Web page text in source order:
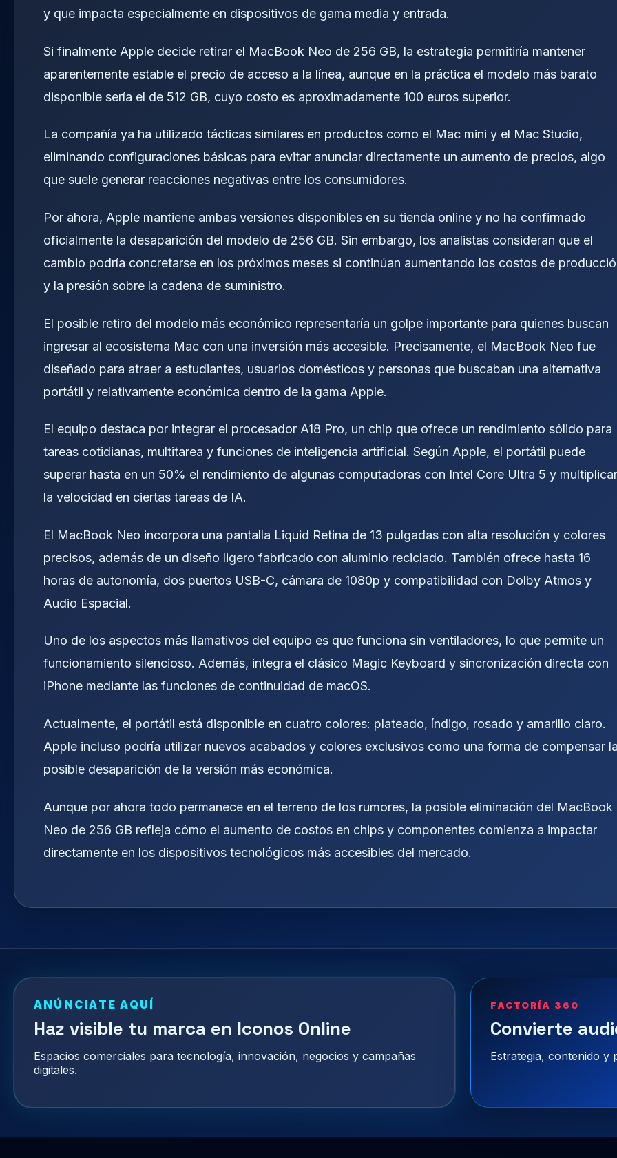
y que impacta especialmente en dispositivos de gama media y entrada.
Si finalmente Apple decide retirar el MacBook Neo de 256 GB, la estrategia permitiría mantener
aparentemente estable el precio de acceso a la línea, aunque en la práctica el modelo más barato
disponible sería el de 512 GB, cuyo costo es aproximadamente 100 euros superior.
La compañía ya ha utilizado tácticas similares en productos como el Mac mini y el Mac Studio,
eliminando configuraciones básicas para evitar anunciar directamente un aumento de precios, algo
que suele generar reacciones negativas entre los consumidores.
Por ahora, Apple mantiene ambas versiones disponibles en su tienda online y no ha confirmado
oficialmente la desaparición del modelo de 256 GB. Sin embargo, los analistas consideran que el
cambio podría concretarse en los próximos meses si continúan aumentando los costos de
y la presión sobre la cadena de suministro.
El posible retiro del modelo más económico representaría un golpe importante para quienes buscan
ingresar al ecosistema Mac con una inversión más accesible. Precisamente, el MacBook Neo fue
diseñado para atraer a estudiantes, usuarios domésticos y personas que buscaban una alternativa
portátil y relativamente económica dentro de la gama Apple.
El equipo destaca por integrar el procesador A18 Pro, un chip que ofrece un rendimiento sólido para
tareas cotidianas, multitarea y funciones de inteligencia artificial. Según Apple, el portátil puede
superar hasta en un 50% el rendimiento de algunas computadoras con Intel Core Ultra 5 y multiplicar
la velocidad en ciertas tareas de IA.
El MacBook Neo incorpora una pantalla Liquid Retina de 13 pulgadas con alta resolución y colores
precisos, además de un diseño ligero fabricado con aluminio reciclado. También ofrece hasta 16
horas de autonomía, dos puertos USB-C, cámara de 1080p y compatibilidad con Dolby Atmos y
Audio Espacial.
Uno de los aspectos más llamativos del equipo es que funciona sin ventiladores, lo que permite un
funcionamiento silencioso. Además, integra el clásico Magic Keyboard y sincronización directa con
iPhone mediante las funciones de continuidad de macOS.
Actualmente, el portátil está disponible en cuatro colores: plateado, índigo, rosado y amarillo claro.
Apple incluso podría utilizar nuevos acabados y colores exclusivos como una forma de compensar
posible desaparición de la versión más económica.
Aunque por ahora todo permanece en el terreno de los rumores, la posible eliminación del MacBook
Neo de 256 GB refleja cómo el aumento de costos en chips y componentes comienza a impactar
directamente en los dispositivos tecnológicos más accesibles del mercado.
ANÚNCIATE AQUÍ
Haz visible tu marca en Iconos Online
Espacios comerciales para tecnología, innovación, negocios y campañas
digitales.
FACTORÍA 360
Convierte
Estrategia, contenido y